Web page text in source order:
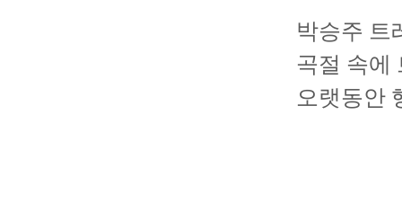
박승주 트
곡절 속에
오랫동안